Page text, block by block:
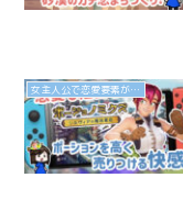
女主人公で恋愛要素があるゲーム